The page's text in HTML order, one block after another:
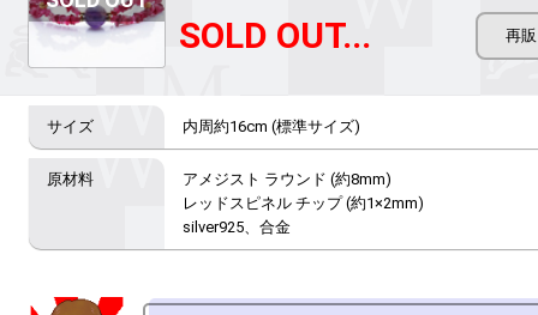
SOLD OUT...
内周約16cm (標準サイズ)
アメジスト ラウンド (約8mm)
レッドスピネル チップ (約1×2mm)
silver925、合金